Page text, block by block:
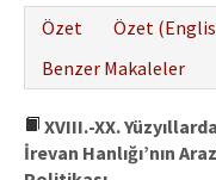
Özet
Özet
Benzer Makaleler
XVIII.-XX.
İrevan Hanlığı’nın